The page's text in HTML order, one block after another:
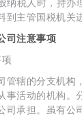
税人时，持办
到主管国税机关
注意事项
辖的分支机构
事活动的机构。
司承担。虽有公